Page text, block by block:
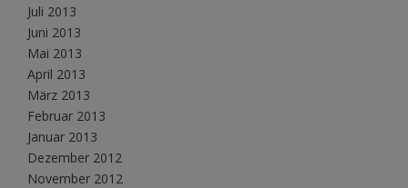
Juli 2013
Juni 2013
Mai 2013
April 2013
März 2013
Februar 2013
Januar 2013
Dezember 2012
November 2012